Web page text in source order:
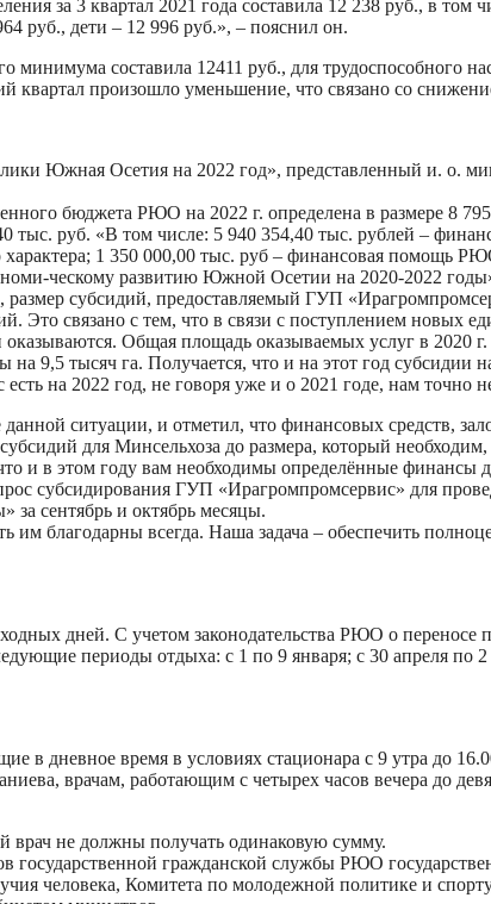
за 3 квартал 2021 года составила 12 238 руб., в том
руб., дети – 12 996 руб.», – пояснил он.
минимума составила 12411 руб., для трудоспособного
квартал произошло уменьшение, что связано со
Южная Осетия на 2022 год», представленный и. о.
бюджета РЮО на 2022 г. определена в размере 8
руб. «В том числе: 5 940 354,40 тыс. рублей –
1 350 000,00 тыс. руб – финансовая помощь
ческому развитию Южной Осетии на 2020-2022
субсидий, предоставляемый ГУП
Это связано с тем, что в связи с поступлением новых
Общая площадь оказываемых услуг в 2020
9,5 тысяч га. Получается, что и на этот год субсидии
на 2022 год, не говоря уже и о 2021 годе, нам точно
ситуации, и отметил, что финансовых средств,
для Минсельхоза до размера, который
и в этом году вам необходимы определённые финансы
субсидирования ГУП «Ирагромпромсервис» для
за сентябрь и октябрь месяцы.
благодарны всегда. Наша задача – обеспечить
дней. С учетом законодательства РЮО о
периоды отдыха: с 1 по 9 января; с 30 апреля по
дневное время в условиях стационара с 9 утра до
врачам, работающим с четырех часов вечера до
не должны получать одинаковую сумму.
государственной гражданской службы РЮО
человека, Комитета по молодежной политике и